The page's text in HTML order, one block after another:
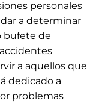
personales
a determinar
bufete de
a aquellos que
dedicado a
problemas